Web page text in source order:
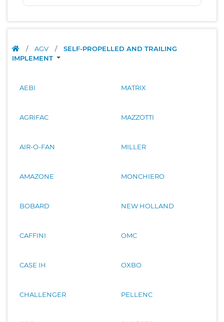
/ AGV /
SELF-PROPELLED AND TRAILING
IMPLEMENT
AEBI
AGRIFAC
AIR-O-FAN
AMAZONE
BOBARD
CAFFINI
CASE IH
CHALLENGER
MATRIX
MAZZOTTI
MILLER
MONCHIERO
NEW HOLLAND
OMC
OXBO
PELLENC